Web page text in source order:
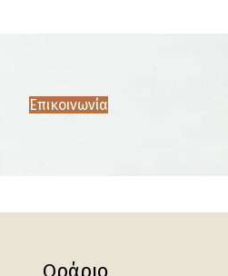
Επικοινωνία